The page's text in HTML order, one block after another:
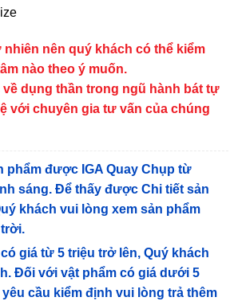
nhiên nên quý khách có thể kiểm
nào theo ý muốn.
dụng thần trong ngũ hành bát tự
với chuyên gia tư vấn của chúng
phẩm được IGA Quay Chụp từ
sáng. Để thấy được Chi tiết sản
khách vui lòng xem sản phẩm
giá từ 5 triệu trở lên, Quý khách
. Đối với vật phẩm có giá dưới 5
cầu kiểm định vui lòng trả thêm